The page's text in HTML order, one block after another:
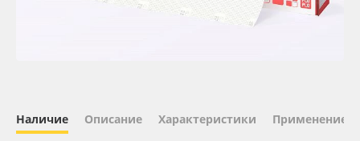
Наличие Описание Характеристики Применение